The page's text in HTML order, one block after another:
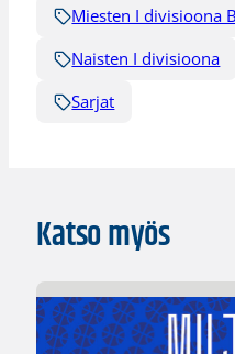
Miesten I divisioona B
Naisten I divisioona
Sarjat
Katso myös